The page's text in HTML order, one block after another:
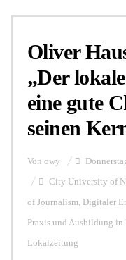
Oliver
„Der
eine gute
seinen
Von owy
City University of
of Journalism, Digitaler
Praxis und Ausbildung in
Lokalzeitung